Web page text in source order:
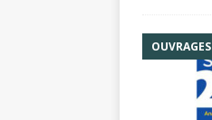
OUVRAGES